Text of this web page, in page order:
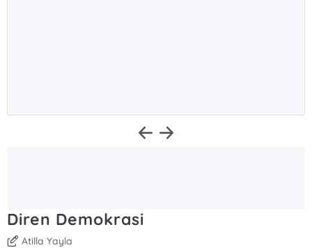
Diren Demokrasi
Atilla Yayla